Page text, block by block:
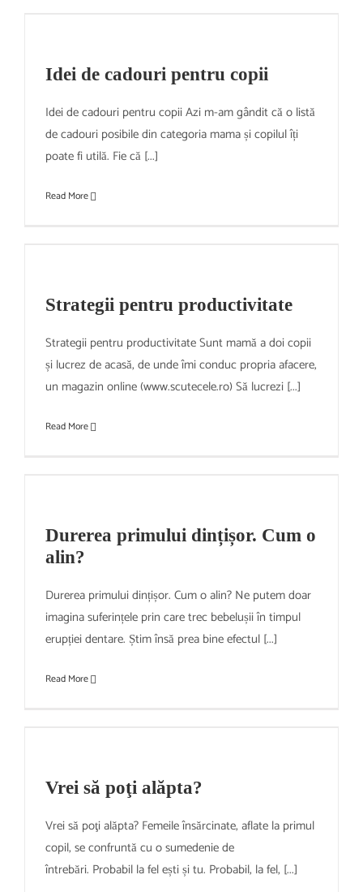
Idei de cadouri pentru copii
Idei de cadouri pentru copii Azi m-am gândit că o listă
de cadouri posibile din categoria mama și copilul îți
poate fi utilă. Fie că [...]
Read More
Strategii pentru productivitate
Strategii pentru productivitate Sunt mamă a doi copii
și lucrez de acasă, de unde îmi conduc propria afacere,
un magazin online (www.scutecele.ro) Să lucrezi [...]
Read More
Durerea primului dințișor. Cum o
alin?
Durerea primului dințișor. Cum o alin? Ne putem doar
imagina suferințele prin care trec bebelușii în timpul
erupției dentare. Știm însă prea bine efectul [...]
Read More
Vrei să poţi alăpta?
Vrei să poţi alăpta? Femeile însărcinate, aflate la primul
copil, se confruntă cu o sumedenie de
întrebări. Probabil la fel ești și tu. Probabil, la fel, [...]